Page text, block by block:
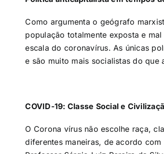
Como argumenta o geógrafo
população totalmente exposta e
escala do coronavírus. As únicas
e são muito mais socialistas do que
COVID-19: Classe Social e
O Corona vírus não escolhe raça,
diferentes maneiras, de acordo